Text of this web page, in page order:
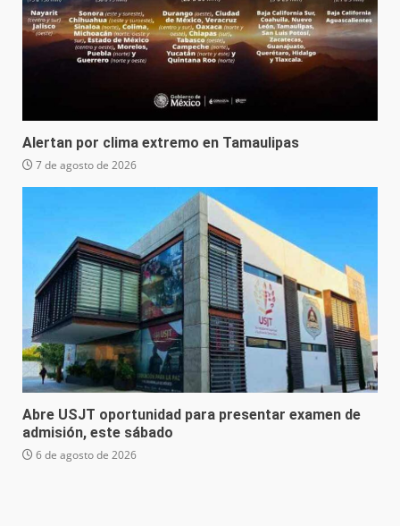
Alertan por clima extremo en Tamaulipas
7 de agosto de 2026
Abre USJT oportunidad para presentar examen de
admisión, este sábado
6 de agosto de 2026